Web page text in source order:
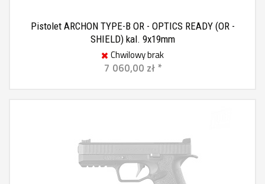
Pistolet ARCHON TYPE-B OR - OPTICS READY (OR -
SHIELD) kal. 9x19mm
Chwilowy brak
7 060,00 zł *